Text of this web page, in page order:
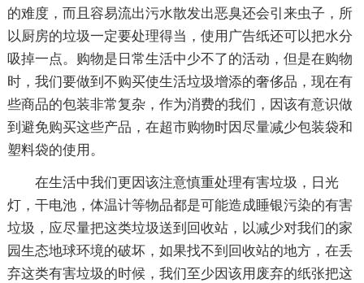
的难度，而且容易流出污水散发出恶臭还会引来虫子，所
以厨房的垃圾一定要处理得当，使用广告纸还可以把水分
吸掉一点。购物是日常生活中少不了的活动，但是在购物
时，我们要做到不购买使生活垃圾增添的奢侈品，现在有
些商品的包装非常复杂，作为消费的我们，因该有意识做
到避免购买这些产品，在超市购物时因尽量减少包装袋和
塑料袋的使用。
在生活中我们更因该注意慎重处理有害垃圾，日光
灯，干电池，体温计等物品都是可能造成睡银污染的有害
垃圾，应尽量把这类垃圾送到回收站，以减少对我们的家
园生态地球环境的破坏，如果找不到回收站的地方，在丢
弃这类有害垃圾的时候，我们至少因该用废弃的纸张把这